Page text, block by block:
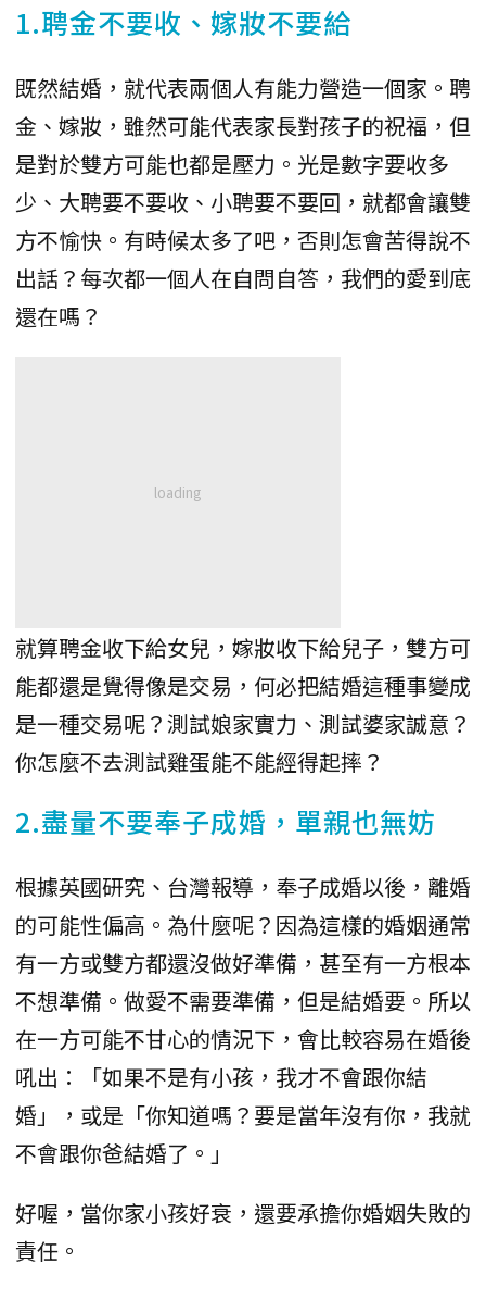
1.聘金不要收、嫁妝不要給
既然結婚，就代表兩個人有能力營造一個家。聘
金、嫁妝，雖然可能代表家長對孩子的祝福，但
是對於雙方可能也都是壓力。光是數字要收多
少、大聘要不要收、小聘要不要回，就都會讓雙
方不愉快。有時候太多了吧，否則怎會苦得說不
出話？每次都一個人在自問自答，我們的愛到底
還在嗎？
就算聘金收下給女兒，嫁妝收下給兒子，雙方可
能都還是覺得像是交易，何必把結婚這種事變成
是一種交易呢？測試娘家實力、測試婆家誠意？
你怎麼不去測試雞蛋能不能經得起摔？
2.盡量不要奉子成婚，單親也無妨
根據英國研究、台灣報導，奉子成婚以後，離婚
的可能性偏高。為什麼呢？因為這樣的婚姻通常
有一方或雙方都還沒做好準備，甚至有一方根本
不想準備。做愛不需要準備，但是結婚要。所以
在一方可能不甘心的情況下，會比較容易在婚後
吼出：「如果不是有小孩，我才不會跟你結
婚」，或是「你知道嗎？要是當年沒有你，我就
不會跟你爸結婚了。」
好喔，當你家小孩好衰，還要承擔你婚姻失敗的
責任。